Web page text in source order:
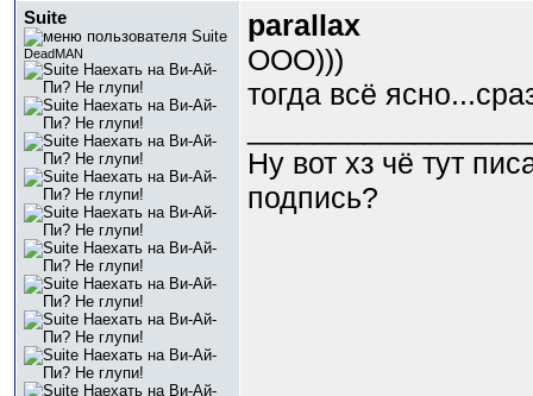
Suite
DeadMAN
parallax
ООО)))
тогда всё
Ну вот хз чё тут
подпись?